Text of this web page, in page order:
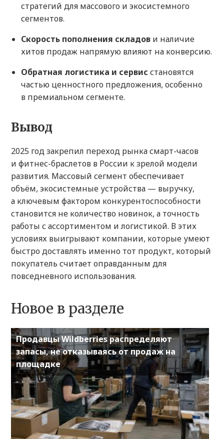
стратегий для массового и экосистемного
сегментов.
Скорость пополнения складов и наличие
хитов продаж напрямую влияют на конверсию.
Обратная логистика и сервис становятся
частью ценностного предложения, особенно
в премиальном сегменте.
Вывод
2025 год закрепил переход рынка смарт-часов
и фитнес-браслетов в России к зрелой модели
развития. Массовый сегмент обеспечивает
объём, экосистемные устройства — выручку,
а ключевым фактором конкурентоспособности
становится не количество новинок, а точность
работы с ассортиментом и логистикой. В этих
условиях выигрывают компании, которые умеют
быстро доставлять именно тот продукт, который
покупатель считает оправданным для
повседневного использования.
Новое в разделе
Продавцы Wildberries распределяют
запасы, не отказываясь от продаж на
площадке